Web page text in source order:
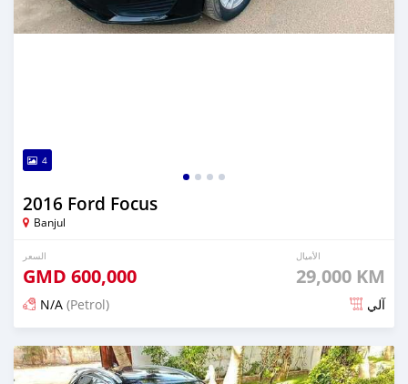
4
2016 Ford Focus
Banjul
السعر
GMD 600,000
الأميال
29,000 KM
N/A (Petrol) آلي
تم النشر منذ 24 يوم مضت